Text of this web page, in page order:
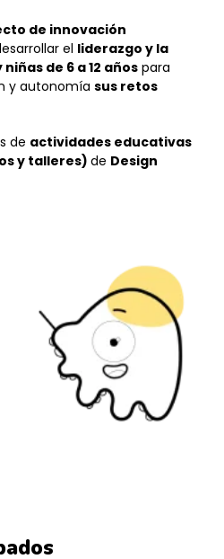
de innovación
el liderazgo y la
de 6 a 12 años para
y autonomía sus retos
de actividades educativas
y talleres) de Design